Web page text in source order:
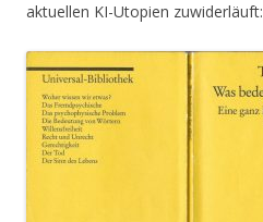
aktuellen KI-Utopien zuwiderläuft: